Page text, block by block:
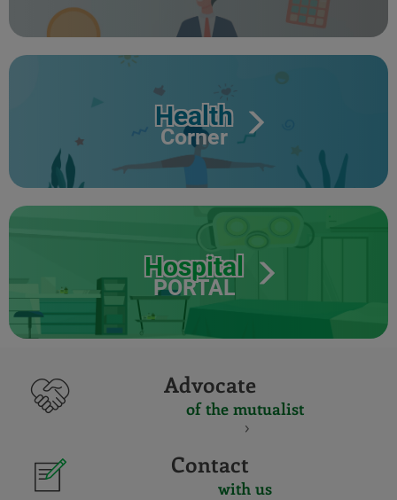
Health
Corner
Hospital
PORTAL
Advocate
of the mutualist
Contact
with us